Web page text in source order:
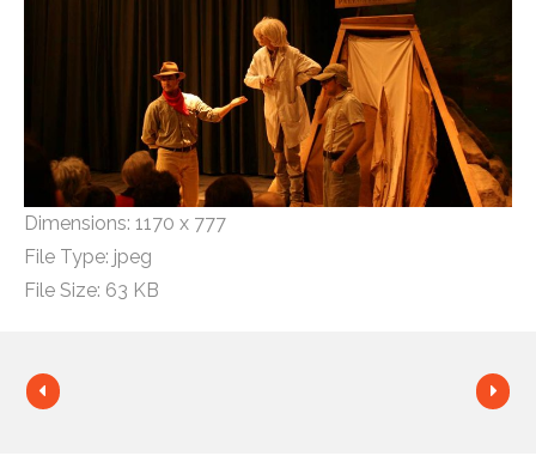
Dimensions: 1170 x 777
File Type: jpeg
File Size: 63 KB